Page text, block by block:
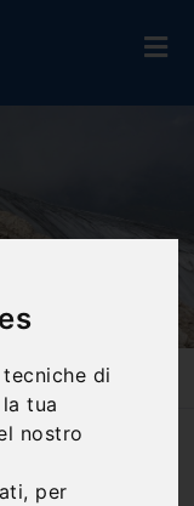
di
tua
nostro
per